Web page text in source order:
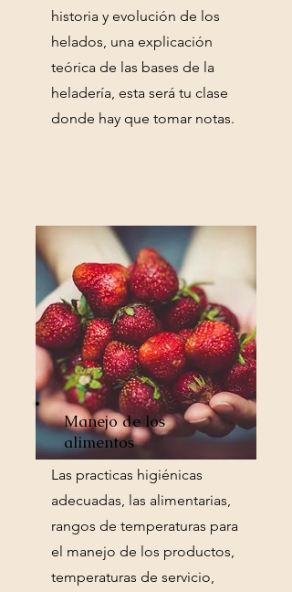
historia y evolución de los
helados, una explicación
teórica de las bases de la
heladería, esta será tu clase
donde hay que tomar notas.
Manejo de los
alimentos
Las practicas higiénicas
adecuadas, las alimentarias,
rangos de temperaturas para
el manejo de los productos,
temperaturas de servicio,